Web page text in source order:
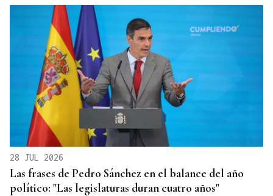
28 JUL 2026
Las frases de Pedro Sánchez en el balance del año
político: "Las legislaturas duran cuatro años"